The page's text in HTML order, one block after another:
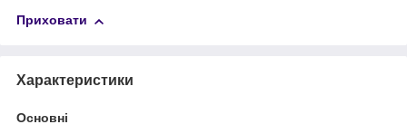
Приховати
Характеристики
Основні